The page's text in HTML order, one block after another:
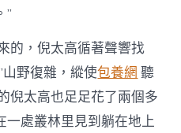
”
的，倪太高循著聲響找
山野復雜，縱使包養網 聽
倪太高也足足花了兩個多
一處叢林里見到躺在地上